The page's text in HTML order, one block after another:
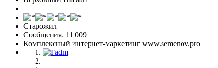
Старожил
Сообщения: 11 009
Комплексный интернет-маркетинг www.semenov.pro